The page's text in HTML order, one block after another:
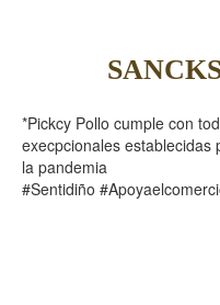
*Pickcy Pollo cumple con
execpcionales
la pandemia
#Sentidiño